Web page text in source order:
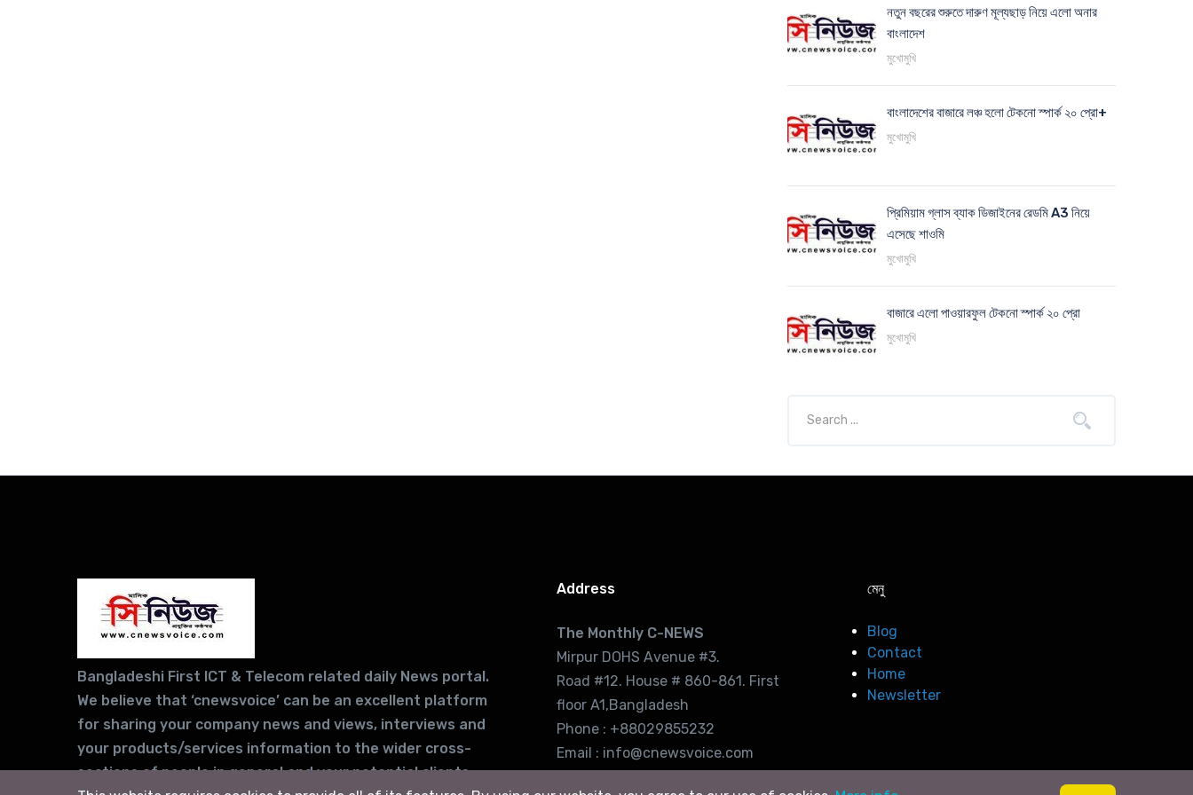
নতুন বছরের শুরুতে দারুণ মূল্যছাড় নিয়ে এলো অনার
বাংলাদেশ
মুখোমুখি
বাংলাদেশের বাজারে লঞ্চ হলো টেকনো স্পার্ক ২০ প্রো+
মুখোমুখি
প্রিমিয়াম গ্লাস ব্যাক ডিজাইনের রেডমি A3 নিয়ে
এসেছে শাওমি
মুখোমুখি
বাজারে এলো পাওয়ারফুল টেকনো স্পার্ক ২০ প্রো
মুখোমুখি
Bangladeshi First ICT & Telecom related daily News portal.
We believe that ‘cnewsvoice’ can be an excellent platform
for sharing your company news and views, interviews and
your products/services information to the wider cross-
sections of people in general and your potential clients
Address
The Monthly C-NEWS
Mirpur DOHS Avenue #3.
Road #12. House # 860-861. First
floor A1,Bangladesh
Phone : +88029855232
Email : info@cnewsvoice.com
মেনু
Blog
Contact
Home
Newsletter